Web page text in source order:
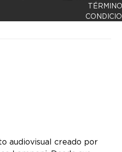
audiovisual creado por